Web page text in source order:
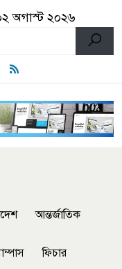
অগাস্ট ২০২৬
আন্তর্জাতিক
ফিচার